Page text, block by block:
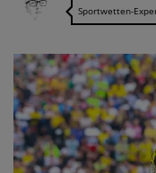
Sportwetten-